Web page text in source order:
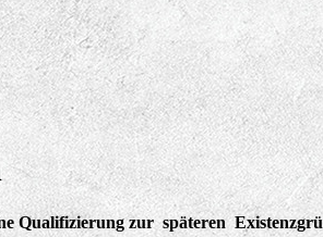
Qualifizierung zur späteren